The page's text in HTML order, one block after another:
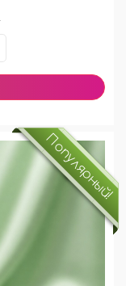
Популярный!